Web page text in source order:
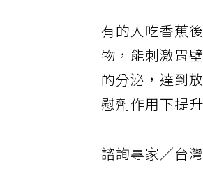
有的人吃香蕉
物，能刺激胃
的分泌，達到
慰劑作用下提
諮詢專家／台